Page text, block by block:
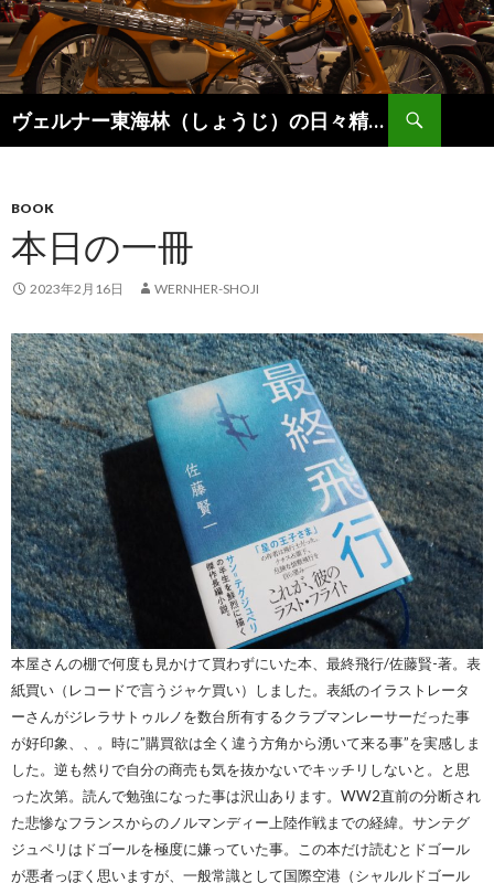
ヴェルナー東海林（しょうじ）の日々精進。
索
ン
へ
ス
プ
BOOK
本日の一冊
2023年2月16日 WERNHER-SHOJI
本屋さんの棚で何度も見かけて買わずにいた本、最終飛行/佐藤賢-著。表
紙買い（レコードで言うジャケ買い）しました。表紙のイラストレータ
ーさんがジレラサトゥルノを数台所有するクラブマンレーサーだった事
が好印象、、。時に”購買欲は全く違う方角から湧いて来る事”を実感しま
した。逆も然りで自分の商売も気を抜かないでキッチリしないと。と思
った次第。読んで勉強になった事は沢山あります。WW2直前の分断され
た悲惨なフランスからのノルマンディー上陸作戦までの経緯。サンテグ
ジュペリはドゴールを極度に嫌っていた事。この本だけ読むとドゴール
が悪者っぽく思いますが、一般常識として国際空港（シャルルドゴール